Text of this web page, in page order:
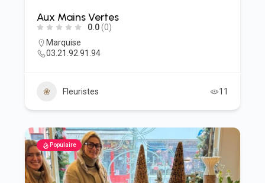
Aux Mains Vertes
0.0(0)
Marquise
03.21.92.91.94
Fleuristes 11
Populaire